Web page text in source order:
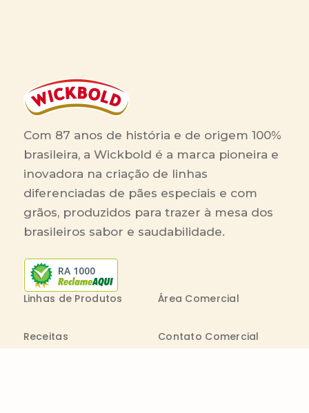
Com 87 anos de história e de origem 100%
brasileira, a Wickbold é a marca pioneira e
inovadora na criação de linhas
diferenciadas de pães especiais e com
grãos, produzidos para trazer à mesa dos
brasileiros sabor e saudabilidade.
RA 1000
Linhas de Produtos Área Comercial
Receitas Contato Comercial